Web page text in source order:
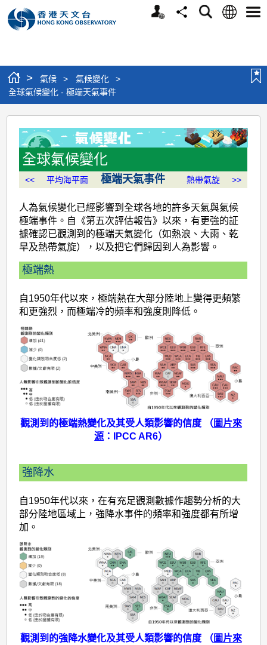
個
分
搜
語
選
> 氣候 > 氣候變化
>
全球氣候變化 - 極端天氣事件
全
球
氣
變
化
極
端
天
氣
事
件
全球氣候變化
<< 平均海平面 極端天氣事件 熱帶氣旋 >>
人為氣候變化已經影響到全球各地的許多天氣與氣候
極端事件。自《第五次評估報告》以來，有更強的証
據確認已觀測到的極端天氣變化（如熱浪、大雨、乾
旱及熱帶氣旋），以及把它們歸因到人為影響。
極端熱
自1950年代以來，極端熱在大部分陸地上變得更頻繁
和更強烈，而極端冷的頻率和強度則降低。
觀測到的極端熱變化及其受人類影響的信度 （ 圖片來
源 ：IPCC AR6）
強降水
自1950年代以來，在有充足觀測數據作趨勢分析的大
部分陸地區域上，強降水事件的頻率和強度都有所增
加。
觀測到的強降水變化及其受人類影響的信度 （ 圖片來